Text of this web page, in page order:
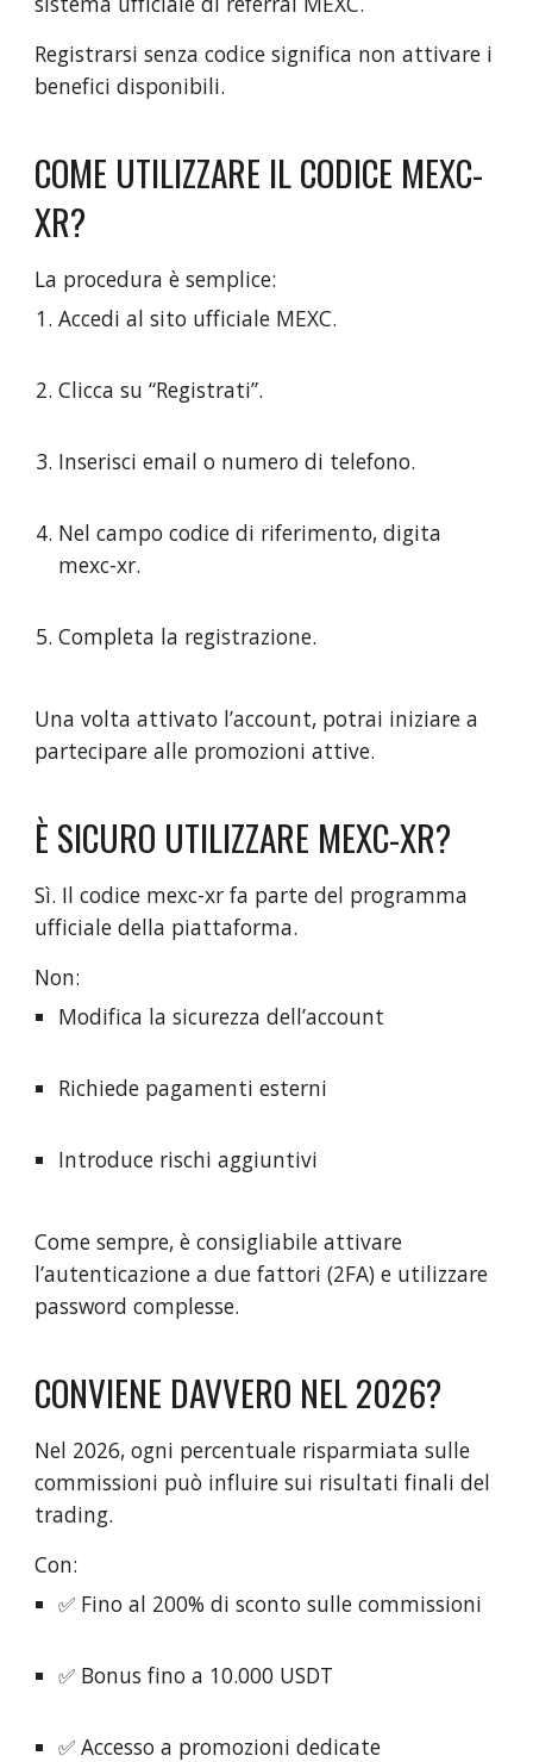
Registrarsi senza codice significa non attivare i
benefici disponibili.
COME UTILIZZARE IL CODICE MEXC-
XR?
La procedura è semplice:
Accedi al sito ufficiale MEXC.
Clicca su “Registrati”.
Inserisci email o numero di telefono.
Nel campo codice di riferimento, digita
mexc-xr.
Completa la registrazione.
Una volta attivato l’account, potrai iniziare a
partecipare alle promozioni attive.
È SICURO UTILIZZARE MEXC-XR?
Sì. Il codice mexc-xr fa parte del programma
ufficiale della piattaforma.
Non:
Modifica la sicurezza dell’account
Richiede pagamenti esterni
Introduce rischi aggiuntivi
Come sempre, è consigliabile attivare
l’autenticazione a due fattori (2FA) e utilizzare
password complesse.
CONVIENE DAVVERO NEL 2026?
Nel 2026, ogni percentuale risparmiata sulle
commissioni può influire sui risultati finali del
trading.
Con:
✅ Fino al 200% di sconto sulle commissioni
✅ Bonus fino a 10.000 USDT
✅ Accesso a promozioni dedicate